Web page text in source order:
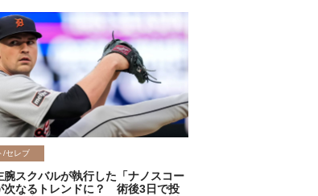
/セレブ
腕スクバルが執行した「ナノスコー
次なるトレンドに？ 術後3日で投